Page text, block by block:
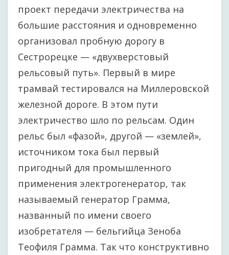
проект передачи электричества на
большие расстояния и одновременно
организовал пробную дорогу в
Сестрорецке — «двухверстовый
рельсовый путь». Первый в мире
трамвай тестировался на Миллеровской
железной дороге. В этом пути
электричество шло по рельсам. Один
рельс был «фазой», другой — «землей»,
источником тока был первый
пригодный для промышленного
применения электрогенератор, так
называемый генератор Грамма,
названный по имени своего
изобретателя — бельгийца Зеноба
Теофиля Грамма. Так что конструктивно